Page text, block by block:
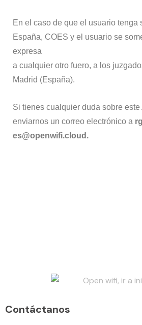
En el caso de que el usuario tenga
España, COES y el usuario se
expresa
a cualquier otro fuero, a los
Madrid (España).
Si tienes cualquier duda sobre
enviarnos un correo electrónico a
es@openwifi.cloud.
Contáctanos